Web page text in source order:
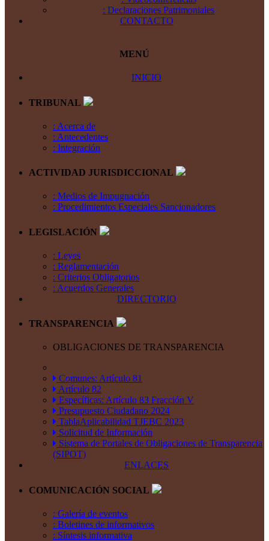
: Declaraciones Patrimoniales
CONTACTO
MENÚ
INICIO
TRIBUNAL
: Acerca de
: Antecedentes
: Integración
ACTIVIDAD JURISDICCIONAL
: Medios de Impugnación
: Procedimientos Especiales Sancionadores
LEGISLACIÓN
: Leyes
: Reglamentación
: Criterios Obligatorios
: Acuerdos Generales
DIRECTORIO
TRANSPARENCIA
OBLIGACIONES DE TRANSPARENCIA
Comunes: Artículo 81
Artículo 82
Específicas: Artículo 83 Fracción V
Presupuesto Ciudadano 2024
TablaAplicabilidad TJEBC 2023
Solicitud de Información
Sistema de Portales de Obligaciones de Transparencia
(SIPOT)
ENLACES
COMUNICACIÓN SOCIAL
: Galería de eventos
: Boletines de informativos
: Síntesis informativa